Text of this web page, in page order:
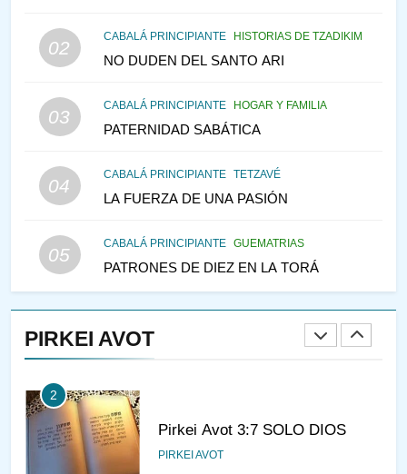
02
CABALÁ PRINCIPIANTE HISTORIAS DE TZADIKIM
NO DUDEN DEL SANTO ARI
03
CABALÁ PRINCIPIANTE HOGAR Y FAMILIA
PATERNIDAD SABÁTICA
04
CABALÁ PRINCIPIANTE TETZAVÉ
LA FUERZA DE UNA PASIÓN
05
CABALÁ PRINCIPIANTE GUEMATRIAS
PATRONES DE DIEZ EN LA TORÁ
PIRKEI AVOT
145
VEAMOS ¿POR QUÉ
IEHOSHÚA? Y LA QUEJA DE
1
CONVERSAR CON LA MUJER
A LA LUZ DEL JUDAÍSMO
AMOR, PAREJA Y MATRIMONIO
2
Pirkei Avot 3:7 SOLO DIOS
PIRKEI AVOT